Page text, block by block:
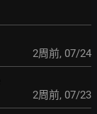
2周前, 07/24
2周前, 07/23